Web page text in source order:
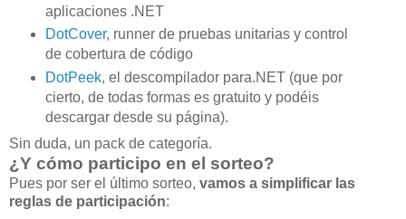
aplicaciones .NET
DotCover, runner de pruebas unitarias y control
de cobertura de código
DotPeek, el descompilador para.NET (que por
cierto, de todas formas es gratuito y podéis
descargar desde su página).
Sin duda, un pack de categoría.
¿Y cómo participo en el sorteo?
Pues por ser el último sorteo, vamos a simplificar las
reglas de participación: